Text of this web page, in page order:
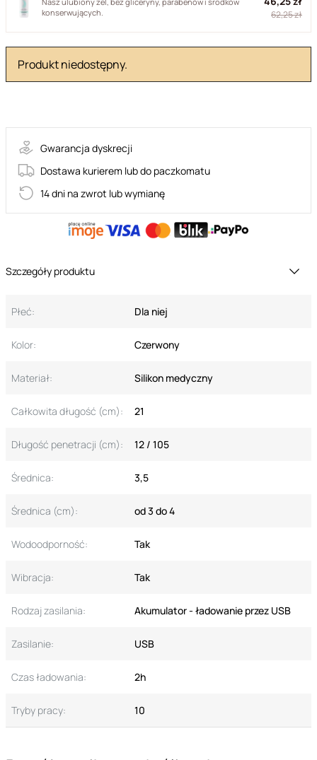
konserwujących.
62,25 zł
Produkt niedostępny.
Gwarancja dyskrecji
Dostawa kurierem lub do paczkomatu
14 dni na zwrot lub wymianę
Szczegóły produktu
Płeć: Dla niej
Kolor: Czerwony
Materiał: Silikon medyczny
Całkowita długość (cm): 21
Długość penetracji (cm): 12 / 105
Średnica: 3,5
Średnica (cm): od 3 do 4
Wodoodporność: Tak
Wibracja: Tak
Rodzaj zasilania: Akumulator - ładowanie przez USB
Zasilanie: USB
Czas ładowania: 2h
Tryby pracy: 10